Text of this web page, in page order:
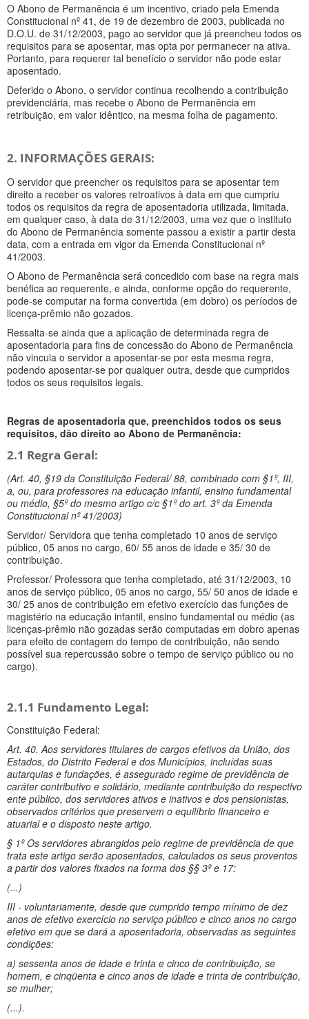
O Abono de Permanência é um incentivo, criado pela Emenda
Constitucional nº 41, de 19 de dezembro de 2003, publicada no
D.O.U. de 31/12/2003, pago ao servidor que já preencheu todos os
requisitos para se aposentar, mas opta por permanecer na ativa.
Portanto, para requerer tal benefício o servidor não pode estar
aposentado.
Deferido o Abono, o servidor continua recolhendo a contribuição
previdenciária, mas recebe o Abono de Permanência em
retribuição, em valor idêntico, na mesma folha de pagamento.
2. INFORMAÇÕES GERAIS:
O servidor que preencher os requisitos para se aposentar tem
direito a receber os valores retroativos à data em que cumpriu
todos os requisitos da regra de aposentadoria utilizada, limitada,
em qualquer caso, à data de 31/12/2003, uma vez que o instituto
do Abono de Permanência somente passou a existir a partir desta
data, com a entrada em vigor da Emenda Constitucional nº
41/2003.
O Abono de Permanência será concedido com base na regra mais
benéfica ao requerente, e ainda, conforme opção do requerente,
pode-se computar na forma convertida (em dobro) os períodos de
licença-prêmio não gozados.
Ressalta-se ainda que a aplicação de determinada regra de
aposentadoria para fins de concessão do Abono de Permanência
não vincula o servidor a aposentar-se por esta mesma regra,
podendo aposentar-se por qualquer outra, desde que cumpridos
todos os seus requisitos legais.
Regras de aposentadoria que, preenchidos todos os seus
requisitos, dão direito ao Abono de Permanência:
2.1 Regra Geral:
(Art. 40, §19 da Constituição Federal/ 88, combinado com §1º, III,
a, ou, para professores na educação infantil, ensino fundamental
ou médio, §5º do mesmo artigo c/c §1º do art. 3º da Emenda
Constitucional nº 41/2003)
Servidor/ Servidora que tenha completado 10 anos de serviço
público, 05 anos no cargo, 60/ 55 anos de idade e 35/ 30 de
contribuição.
Professor/ Professora que tenha completado, até 31/12/2003, 10
anos de serviço público, 05 anos no cargo, 55/ 50 anos de idade e
30/ 25 anos de contribuição em efetivo exercício das funções de
magistério na educação infantil, ensino fundamental ou médio (as
licenças-prêmio não gozadas serão computadas em dobro apenas
para efeito de contagem do tempo de contribuição, não sendo
possível sua repercussão sobre o tempo de serviço público ou no
cargo).
2.1.1 Fundamento Legal:
Constituição Federal:
Art. 40. Aos servidores titulares de cargos efetivos da União, dos
Estados, do Distrito Federal e dos Municípios, incluídas suas
autarquias e fundações, é assegurado regime de previdência de
caráter contributivo e solidário, mediante contribuição do respectivo
ente público, dos servidores ativos e inativos e dos pensionistas,
observados critérios que preservem o equilíbrio financeiro e
atuarial e o disposto neste artigo.
§ 1º Os servidores abrangidos pelo regime de previdência de que
trata este artigo serão aposentados, calculados os seus proventos
a partir dos valores fixados na forma dos §§ 3º e 17:
(...)
III - voluntariamente, desde que cumprido tempo mínimo de dez
anos de efetivo exercício no serviço público e cinco anos no cargo
efetivo em que se dará a aposentadoria, observadas as seguintes
condições:
a) sessenta anos de idade e trinta e cinco de contribuição, se
homem, e cinqüenta e cinco anos de idade e trinta de contribuição,
se mulher;
(...).